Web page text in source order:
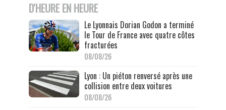
D'HEURE EN HEURE
Le Lyonnais Dorian Godon a terminé
le Tour de France avec quatre côtes
fracturées
08/08/26
Lyon : Un piéton renversé après une
collision entre deux voitures
08/08/26